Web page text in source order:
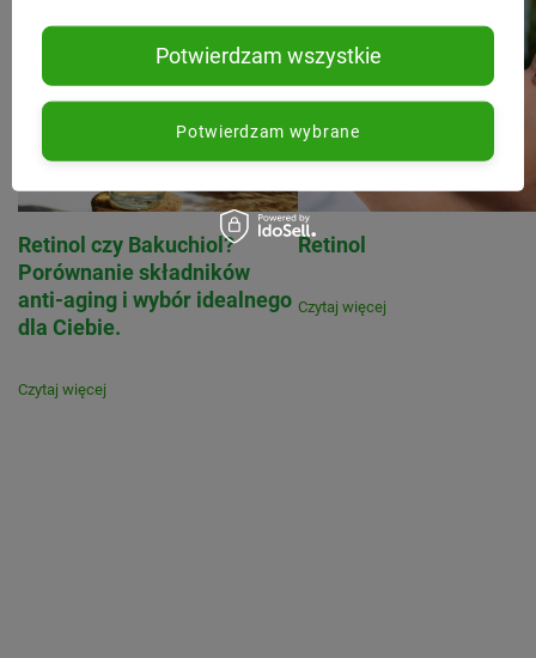
Retinol czy Bakuchiol?
Porównanie składników
anti-aging i wybór idealnego
dla Ciebie.
Czytaj więcej
Retinol
Czytaj więcej
Potwierdzam wybrane
Potwierdzam wszystkie